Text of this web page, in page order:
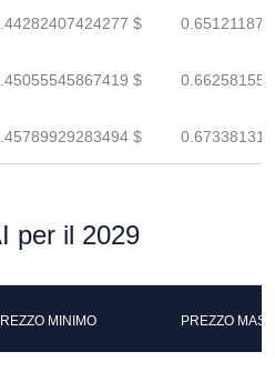
$
$
$
per il 2029
MINIMO PREZZO